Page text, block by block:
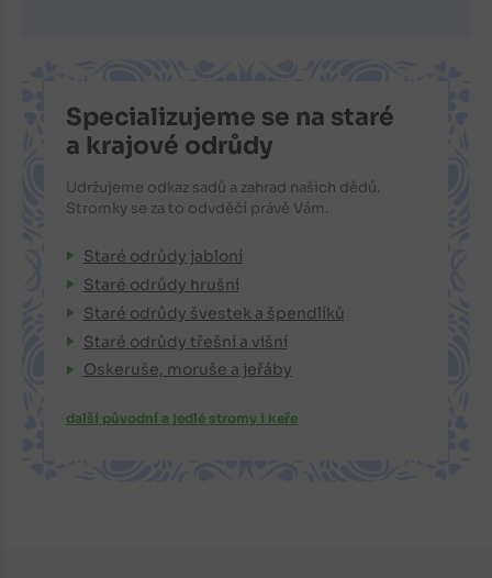
Specializujeme se na staré
a krajové odrůdy
Udržujeme odkaz sadů a zahrad našich dědů.
Stromky se za to odvděčí právě Vám.
Staré odrůdy jabloní
Staré odrůdy hrušní
Staré odrůdy švestek a špendlíků
Staré odrůdy třešní a višní
Oskeruše, moruše a jeřáby
další původní a jedlé stromy i keře